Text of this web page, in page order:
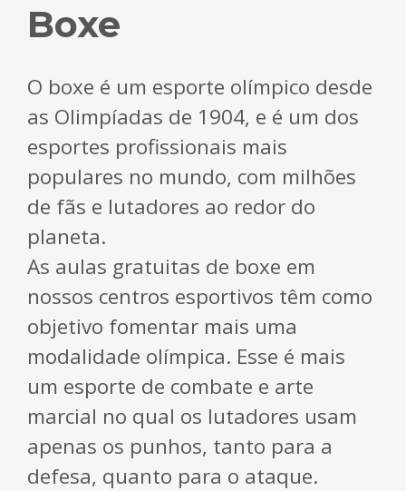
Boxe
O boxe é um esporte olímpico desde
as Olimpíadas de 1904, e é um dos
esportes profissionais mais
populares no mundo, com milhões
de fãs e lutadores ao redor do
planeta.
As aulas gratuitas de boxe em
nossos centros esportivos têm como
objetivo fomentar mais uma
modalidade olímpica. Esse é mais
um esporte de combate e arte
marcial no qual os lutadores usam
apenas os punhos, tanto para a
defesa, quanto para o ataque.